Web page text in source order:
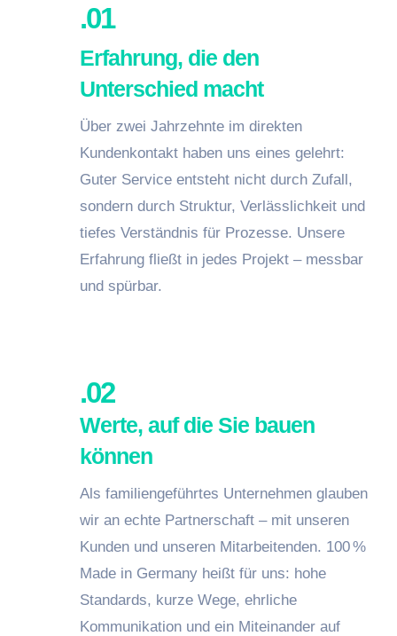
.01
Erfahrung, die den
Unterschied macht
Über zwei Jahrzehnte im direkten
Kundenkontakt haben uns eines gelehrt:
Guter Service entsteht nicht durch Zufall,
sondern durch Struktur, Verlässlichkeit und
tiefes Verständnis für Prozesse. Unsere
Erfahrung fließt in jedes Projekt – messbar
und spürbar.
.02
Werte, auf die Sie bauen
können
Als familiengeführtes Unternehmen glauben
wir an echte Partnerschaft – mit unseren
Kunden und unseren Mitarbeitenden. 100 %
Made in Germany heißt für uns: hohe
Standards, kurze Wege, ehrliche
Kommunikation und ein Miteinander auf